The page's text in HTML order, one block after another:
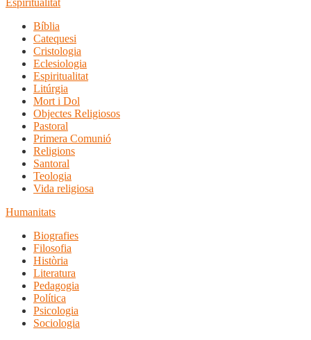
Espiritualitat
Bíblia
Catequesi
Cristologia
Eclesiologia
Espiritualitat
Litúrgia
Mort i Dol
Objectes Religiosos
Pastoral
Primera Comunió
Religions
Santoral
Teologia
Vida religiosa
Humanitats
Biografies
Filosofia
Història
Literatura
Pedagogia
Política
Psicologia
Sociologia